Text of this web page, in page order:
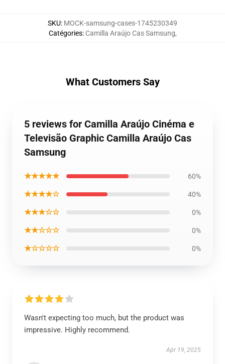
SKU: MOCK-samsung-cases-1745230349
Catégories: Camilla Araújo Cas Samsung,
What Customers Say
5 reviews for Camilla Araújo Cinéma e
Televisão Graphic Camilla Araújo Cas
Samsung
★★★★★ 60%
★★★★☆ 40%
★★★☆☆ 0%
★★☆☆☆ 0%
★☆☆☆☆ 0%
Wasn't expecting too much, but the product was
impressive. Highly recommend.
Apr 19, 2025